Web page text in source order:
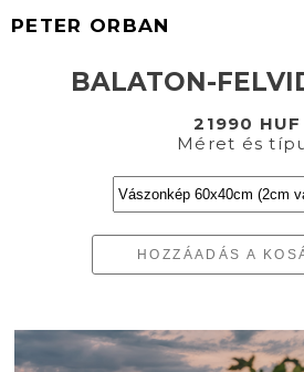
PETER ORBAN
BALATON-
21990 HUF
Méret és
HOZZÁADÁS A